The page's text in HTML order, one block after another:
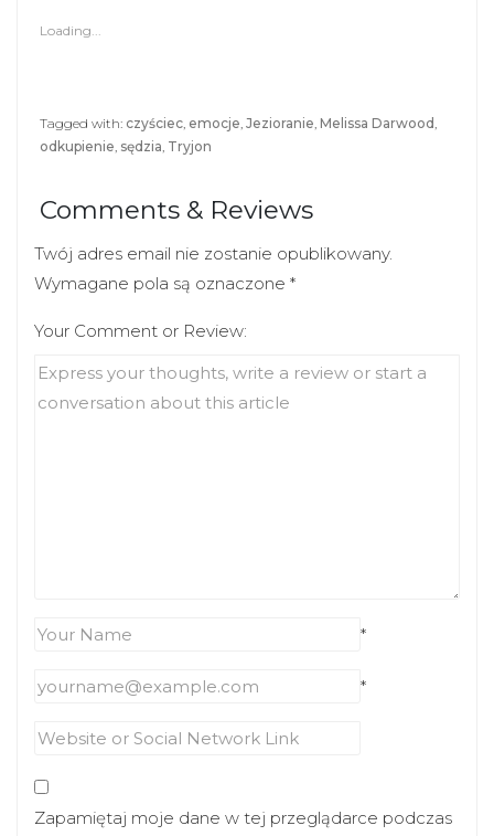
Loading...
Tagged with: czyściec, emocje, Jezioranie, Melissa Darwood,
odkupienie, sędzia, Tryjon
Comments & Reviews
Twój adres email nie zostanie opublikowany.
Wymagane pola są oznaczone *
Your Comment or Review:
*
*
Zapamiętaj moje dane w tej przeglądarce podczas